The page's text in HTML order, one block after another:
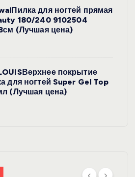
для ногтей прямая
180/240 9102504
(Лучшая цена)
покрытие
для ногтей Super Gel Top
(Лучшая цена)